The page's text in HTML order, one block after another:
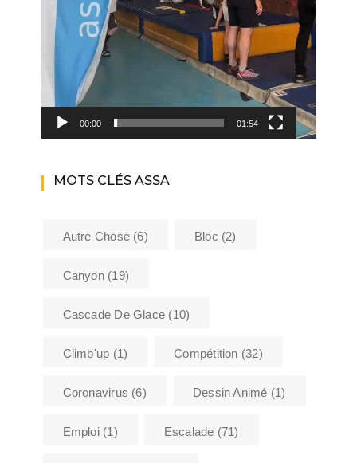
00:00 01:54
MOTS CLÉS ASSA
Autre Chose(6) Bloc (2)
Canyon(19)
Cascade De Glace (10)
Climb'up (1) Compétition (32)
Coronavirus (6) Dessin Animé (1)
Emploi(1) Escalade (71)